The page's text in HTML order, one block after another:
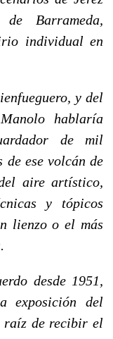
Barrameda,
individual en
y del
hablaría
de mil
de ese volcán de
aire artístico,
y tópicos
lienzo o el más
desde 1951,
exposición del
raíz de recibir el